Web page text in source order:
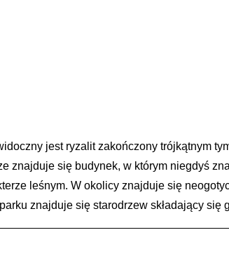
jest ryzalit zakończony trójkątnym
znajduje się budynek, w którym niegdyś
leśnym. W okolicy znajduje się
znajduje się starodrzew składający się